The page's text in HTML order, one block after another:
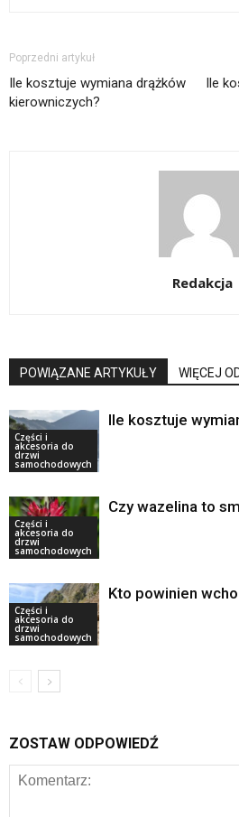
Poprzedni artykuł
Ile kosztuje wymiana drążków
kierowniczych?
Ile
Redakcja
POWIĄZANE ARTYKUŁY WIĘCEJ
Części i
akcesoria do
drzwi
samochodowych
Ile kosztuje
Części i
akcesoria do
drzwi
samochodowych
Czy wazelina to
Części i
akcesoria do
drzwi
samochodowych
Kto powinien
ZOSTAW ODPOWIEDŹ